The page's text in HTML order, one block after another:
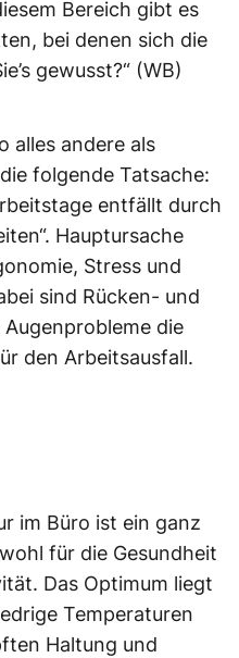
Bereich gibt es
bei denen sich die
gewusst?“ (WB)
alles andere als
folgende Tatsache:
entfällt durch
Hauptursache
Stress und
sind Rücken- und
die
den Arbeitsausfall.
im Büro ist ein ganz
für die Gesundheit
Das Optimum liegt
Temperaturen
Haltung und